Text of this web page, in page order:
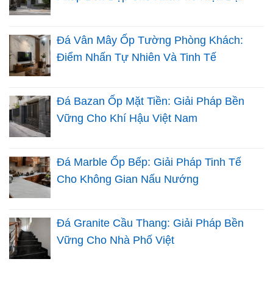
Đá Vân Mây Ốp Tường Phòng Khách:
Điểm Nhấn Tự Nhiên Và Tinh Tế
Đá Bazan Ốp Mặt Tiền: Giải Pháp Bền
Vững Cho Khí Hậu Việt Nam
Đá Marble Ốp Bếp: Giải Pháp Tinh Tế
Cho Không Gian Nấu Nướng
Đá Granite Cầu Thang: Giải Pháp Bền
Vững Cho Nhà Phố Việt